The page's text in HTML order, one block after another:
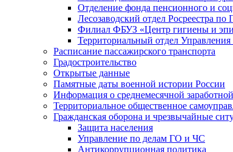
Отделение фонда пенсионного и
Лесозаводский отдел Росреестра
Филиал ФБУЗ «Центр гигиены и
Территориальный отдел
Расписание пассажирского транспорта
Градостроительство
Открытые данные
Памятные даты военной истории России
Информация о среднемесячной
Территориальное общественное
Гражданская оборона и чрезвычайные
Защита населения
Управление по делам ГО и ЧС
Антикоррупционная политика